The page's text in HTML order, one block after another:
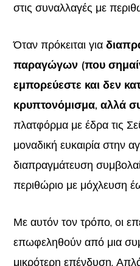
στις συναλλαγές με
Όταν πρόκειται για
παραγώγων (που
εμπορεύεστε και δεν
κρυπτονόμισμα, αλλά
πλατφόρμα με έδρα τις
μοναδική ευκαιρία στην
διαπραγμάτευση
περιθώριο με μόχλευση
Με αυτόν τον τρόπο, οι
επωφεληθούν από μια
μικρότερη επένδυση.